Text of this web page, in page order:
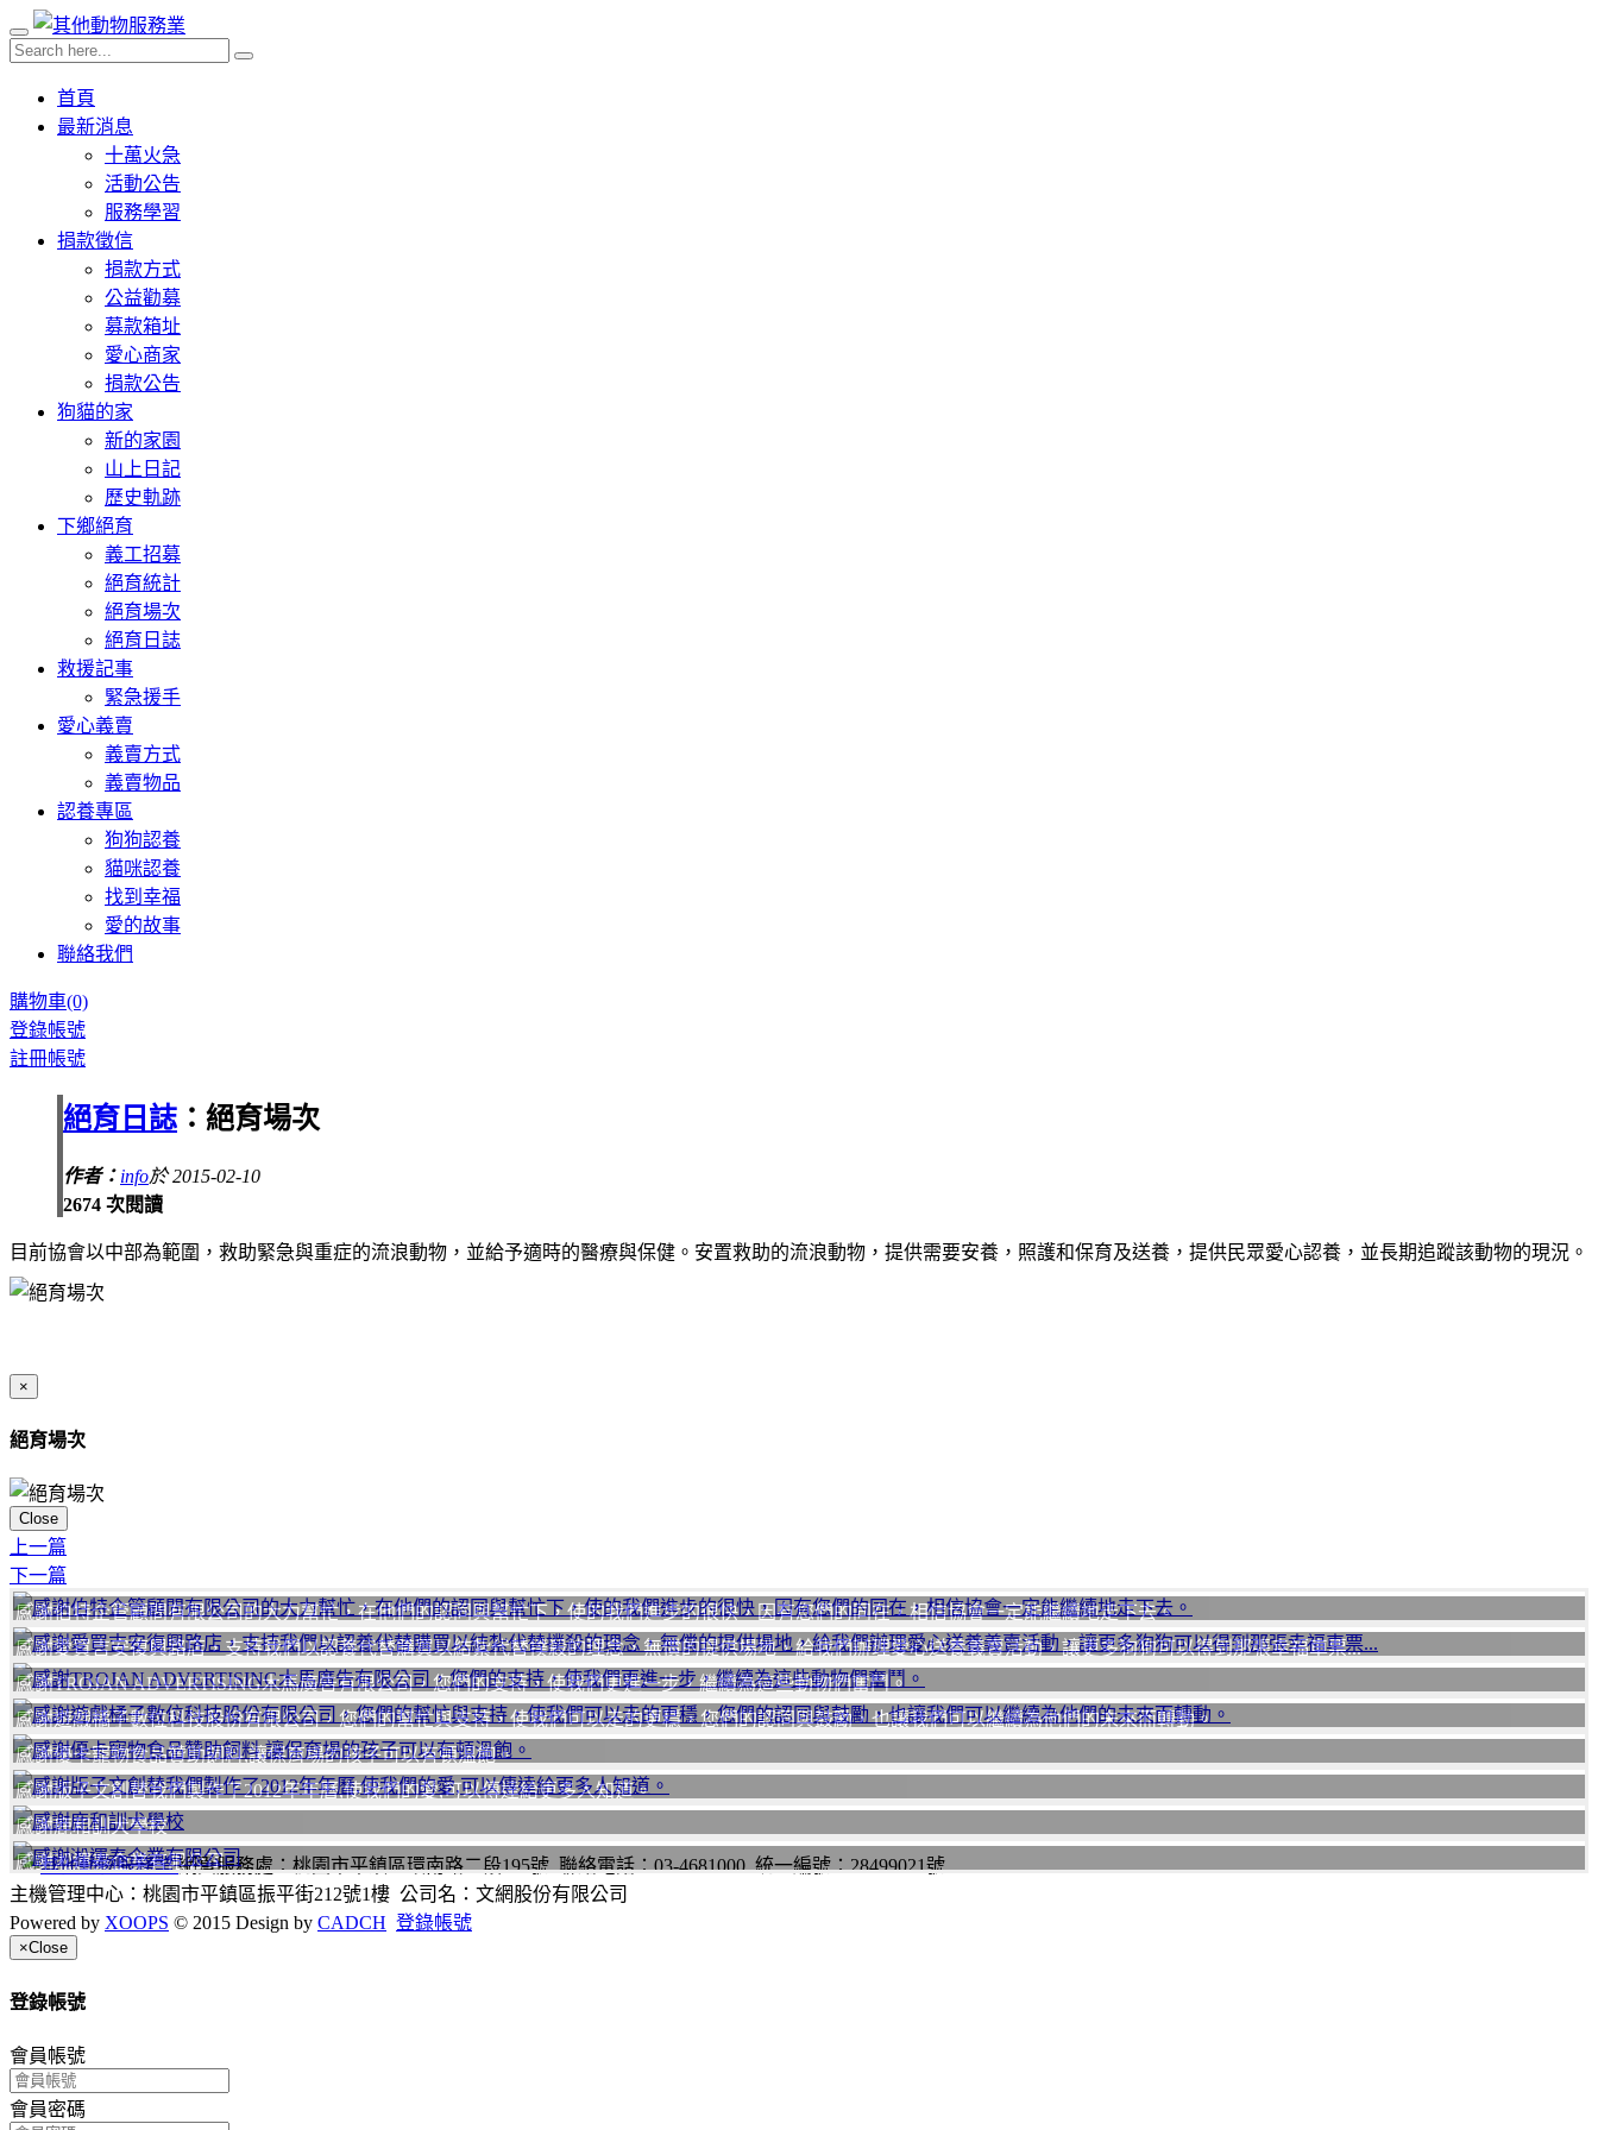
首頁
最新消息
十萬火急
活動公告
服務學習
捐款徵信
捐款方式
公益勸募
募款箱址
愛心商家
捐款公告
狗貓的家
新的家園
山上日記
歷史軌跡
下鄉絕育
義工招募
絕育統計
絕育場次
絕育日誌
救援記事
緊急援手
愛心義賣
義賣方式
義賣物品
認養專區
狗狗認養
貓咪認養
找到幸福
愛的故事
聯絡我們
購物車(0)
登錄帳號
註冊帳號
絕育日誌 ：絕育場次
作者： info於 2015-02-10
2674 次閱讀
目前協會以中部為範圍，救助緊急與重症的流浪動物，並給予適時的醫療與保健。安置救助的流浪動物，提供需要安養，照護和保育及送養，提供民眾愛心認養，並長期追蹤該動物的現況。
×
絕育場次
Close
上一篇
下一篇
感謝伯特企管顧問有限公司的大力幫忙，在他們的認同與幫忙下，使的我們進步的很快，因有您們的同在，相信協會一定能繼續地走下去。
感謝愛買吉安復興路店，支持我們以認養代替購買以結紮代替撲殺的理念，無償的提供場地，給我們辦理愛心送養義賣活動，讓更多狗狗可以得到那張幸福車票...
感謝TROJAN ADVERTISING木馬廣告有限公司，您們的支持，使我們更進一步，繼續為這些動物們奮鬥。
感謝遊戲橘子數位科技股份有限公司，您們的幫忙與支持，使我們可以走的更穩，您們的認同與鼓勵，也讓我們可以繼續為他們的未來而轉動。
感謝優卡寵物食品贊助飼料,讓保育場的孩子可以有頓溫飽。
感謝版子文創替我們製作了2012年年曆,使我們的愛,可以傳達給更多人知道。
感謝鹿和訓犬學校
感謝淞運泰企業有限公司網頁服務處：桃園市平鎮區環南路二段195號 聯絡電話：03-4681000 統一編號：28499021號
主機管理中心：桃園市平鎮區振平街212號1樓 公司名：文網股份有限公司
Powered by XOOPS © 2015 Design by CADCH 登錄帳號
×Close
登錄帳號
會員帳號
會員密碼